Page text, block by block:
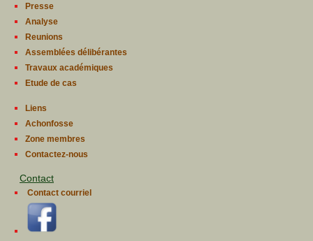
Presse
Analyse
Reunions
Assemblées délibérantes
Travaux académiques
Etude de cas
Liens
Achonfosse
Zone membres
Contactez-nous
Contact
Contact courriel